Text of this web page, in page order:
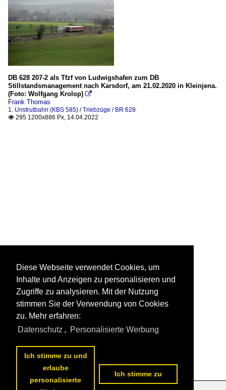
DB 628 207-2 als Tfzf von Ludwigshafen zum DB
Stillstandsmanagement nach Karsdorf, am 21.02.2020 in Kleinjena.
(Foto: Wolfgang Krolop) 
Frank Thomas
1. Unstrutbahn (KBS 585) / Triebzüge / BR 628
 295 1200x886 Px, 14.04.2022
Diese Webseite verwendet Cookies, um
Inhalte und Anzeigen zu personalisieren und
Zugriffe zu analysieren. Mit der Nutzung
stimmen Sie der Verwendung von Cookies
zu. Mehr erfahren:
Datenschutz , Personalisierte Werbung
Ich stimme zu und
erlaube
personalisierte
Ich stimme zu